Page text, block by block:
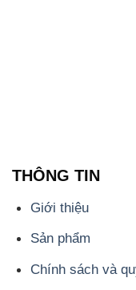
THÔNG TIN
Giới thiệu
Sản phẩm
Chính sách và